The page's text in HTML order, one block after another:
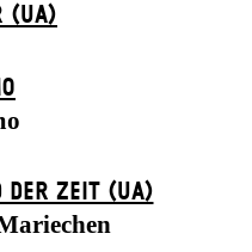
(UA)
DER ZEIT (UA)